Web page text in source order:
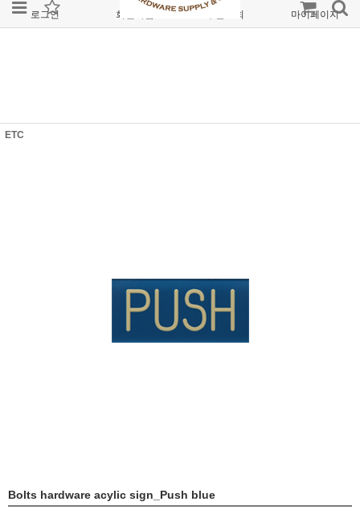
로그인 회원가입 주문조회 마이페이지
ETC
Bolts hardware acylic sign_Push blue